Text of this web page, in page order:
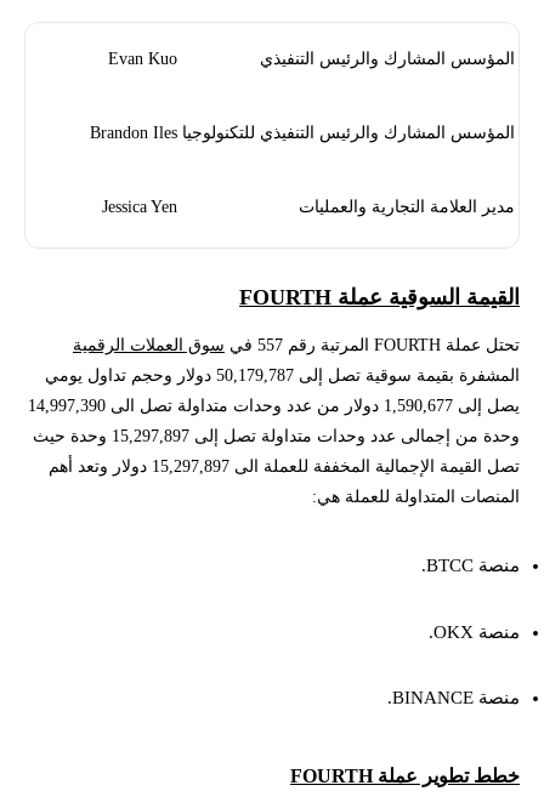
المؤسس المشارك والرئيس التنفيذي Evan Kuo
المؤسس المشارك والرئيس التنفيذي للتكنولوجيا Brandon Iles
مدير العلامة التجارية والعمليات Jessica Yen
القيمة السوقية عملة FOURTH
تحتل عملة FOURTH المرتبة رقم 557 في
سوق العملات الرقمية
المشفرة بقيمة سوقية تصل إلى 50,179,787 دولار وحجم تداول يومي
يصل إلى 1,590,677 دولار من عدد وحدات متداولة تصل الى 14,997,390
وحدة من إجمالى عدد وحدات متداولة تصل إلى 15,297,897 وحدة حيث
تصل القيمة الإجمالية المخففة للعملة الى 15,297,897 دولار وتعد أهم
المنصات المتداولة للعملة هي:
منصة BTCC.
منصة OKX.
منصة BINANCE.
خطط تطوير عملة FOURTH